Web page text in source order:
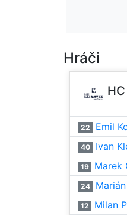
Hráči
22 Emil
40 Ivan
19 Marek
24
12 Milan